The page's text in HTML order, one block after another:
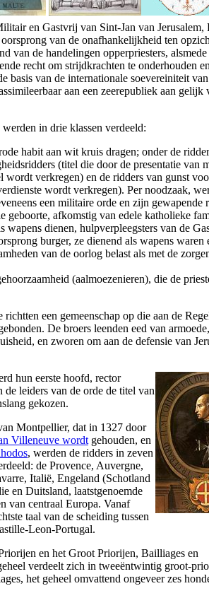
en Gastvrij van Sint-Jan van Jerusalem,
van de onafhankelijkheid ten
van de handelingen opperpriesters,
recht om strijdkrachten te onderhouden
basis van de internationale soevereiniteit
aan een zeerepubliek aan gelijk
in drie klassen verdeeld:
habit aan wit kruis dragen; onder de
(titel die door de presentatie van
wordt verkregen) en de ridders van gunst
wordt verkregen). Per noodzaak,
een militaire orde en zijn gewapende
geboorte, afkomstig van edele katholieke
wapens dienen, hulpverpleegsters van de
burger, ze dienend als wapens waren
van de oorlog belast als met de
(aalmoezenieren), die de
richtten een gemeenschap op die aan de
De broers leenden eed van armoede,
en zworen om aan de defensie van
hun eerste hoofd, rector
de leiders van de orde de titel van
gekozen.
Montpellier, dat in 1327 door
Villeneuve wordt gehouden, en
, werden de ridders in zeven
de Provence, Auvergne,
Italië, Engeland (Schotland
en Duitsland, laatstgenoemde
van centraal Europa. Vanaf
taal van de scheiding tussen
Leon-Portugal.
en het Groot Priorijen, Bailliages en
verdeelt zich in tweeëntwintig groot-
het geheel omvattend ongeveer zes